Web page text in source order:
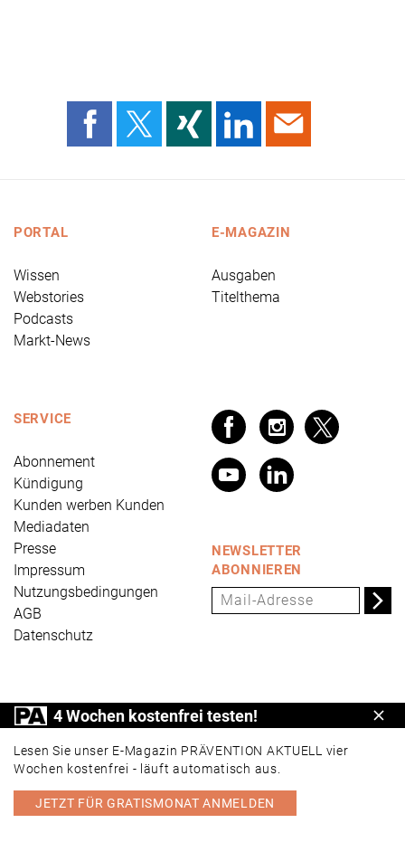
PORTAL
Wissen
Webstories
Podcasts
Markt-News
E-MAGAZIN
Ausgaben
Titelthema
SERVICE
Abonnement
Kündigung
Kunden werben Kunden
Mediadaten
Presse
Impressum
Nutzungsbedingungen
AGB
Datenschutz
NEWSLETTER
ABONNIEREN
PRÄVENTION AKTUELL ist ein Produkt der Universum
Verlag GmbH, Wettinerstraße 3-5, 65189 Wiesbaden,
www.universum.de,info@universum.de
PORTAL E-MAGAZIN
4 Wochen kostenfrei testen!
Lesen Sie unser E-Magazin PRÄVENTION AKTUELL vier
Wochen kostenfrei - läuft automatisch aus.
JETZT FÜR GRATISMONAT ANMELDEN